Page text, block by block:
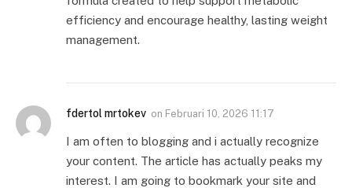
efficiency and encourage healthy, lasting weight
management.
fdertol mrtokev on Februari 10, 2026 11:17
I am often to blogging and i actually recognize
your content. The article has actually peaks my
interest. I am going to bookmark your site and